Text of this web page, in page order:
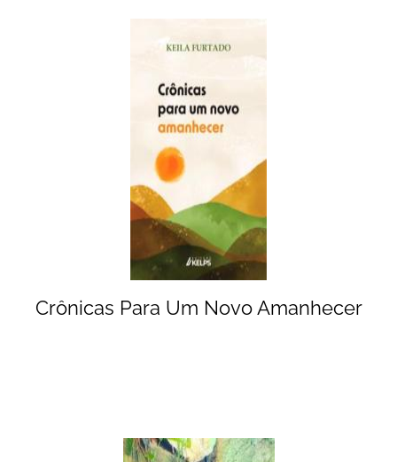
Crônicas Para Um Novo Amanhecer